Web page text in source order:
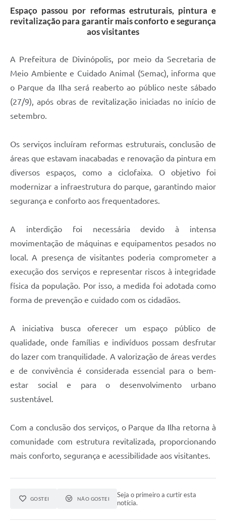
Espaço passou por reformas estruturais, pintura e
revitalização para garantir mais conforto e segurança
aos visitantes
A Prefeitura de Divinópolis, por meio da Secretaria de
Meio Ambiente e Cuidado Animal (Semac), informa que
o Parque da Ilha será reaberto ao público neste sábado
(27/9), após obras de revitalização iniciadas no início de
setembro.
Os serviços incluíram reformas estruturais, conclusão de
áreas que estavam inacabadas e renovação da pintura em
diversos espaços, como a ciclofaixa. O objetivo foi
modernizar a infraestrutura do parque, garantindo maior
segurança e conforto aos frequentadores.
A interdição foi necessária devido à intensa
movimentação de máquinas e equipamentos pesados no
local. A presença de visitantes poderia comprometer a
execução dos serviços e representar riscos à integridade
física da população. Por isso, a medida foi adotada como
forma de prevenção e cuidado com os cidadãos.
A iniciativa busca oferecer um espaço público de
qualidade, onde famílias e indivíduos possam desfrutar
do lazer com tranquilidade. A valorização de áreas verdes
e de convivência é considerada essencial para o bem-
estar social e para o desenvolvimento urbano
sustentável.
Com a conclusão dos serviços, o Parque da Ilha retorna à
comunidade com estrutura revitalizada, proporcionando
mais conforto, segurança e acessibilidade aos visitantes.
GOSTEI NÃO GOSTEI
Seja o primeiro a curtir esta
notícia.